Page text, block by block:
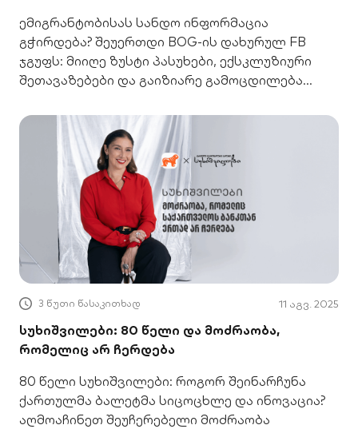
ემიგრანტობისას სანდო ინფორმაცია
გჭირდება? შეუერთდი BOG-ის დახურულ FB
ჯგუფს: მიიღე ზუსტი პასუხები, ექსკლუზიური
შეთავაზებები და გაიზიარე გამოცდილება
3 წუთი წასაკითხად 11 აგვ. 2025
სუხიშვილები: 80 წელი და მოძრაობა,
რომელიც არ ჩერდება
80 წელი სუხიშვილები: როგორ შეინარჩუნა
ქართულმა ბალეტმა სიცოცხლე და ინოვაცია?
აღმოაჩინეთ შეუჩერებელი მოძრაობა